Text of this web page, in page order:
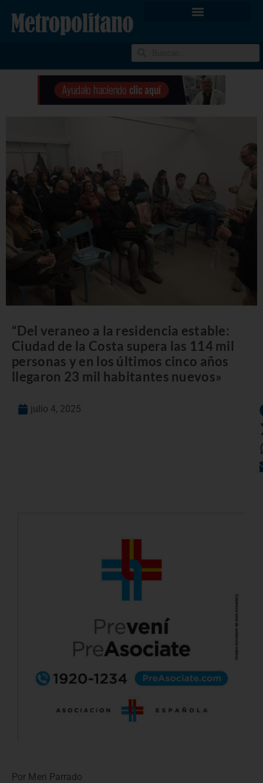
“Del veraneo a la residencia estable:
Ciudad de la Costa supera las 114 mil
personas y en los últimos cinco años
llegaron 23 mil habitantes nuevos»
julio 4, 2025
Por Meri Parrado